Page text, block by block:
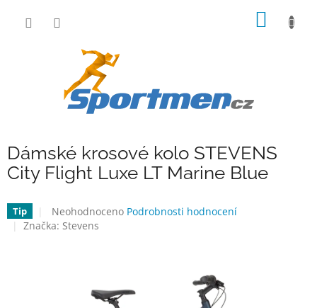
Dámské krosové kolo STEVENS
City Flight Luxe LT Marine Blue
Tip
Průměrné
hodnocení
Neohodnoceno Podrobnosti hodnocení
Značka: Stevens